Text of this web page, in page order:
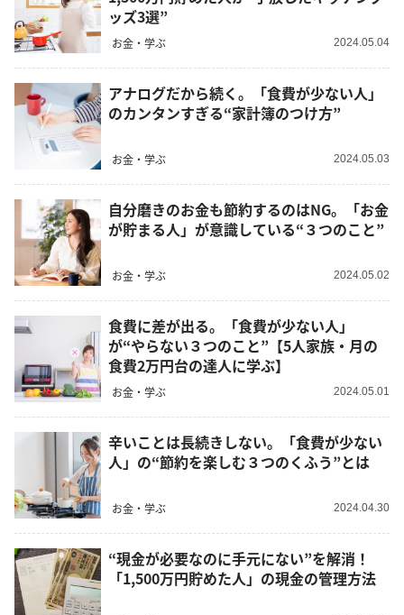
ッズ3選”
お金・学ぶ 2024.05.04
アナログだから続く。「食費が少ない人」
のカンタンすぎる“家計簿のつけ方”
お金・学ぶ 2024.05.03
自分磨きのお金も節約するのはNG。「お金
が貯まる人」が意識している“３つのこと”
お金・学ぶ 2024.05.02
食費に差が出る。「食費が少ない人」
が“やらない３つのこと”【5人家族・月の
食費2万円台の達人に学ぶ】
お金・学ぶ 2024.05.01
辛いことは長続きしない。「食費が少ない
人」の“節約を楽しむ３つのくふう”とは
お金・学ぶ 2024.04.30
“現金が必要なのに手元にない”を解消！
「1,500万円貯めた人」の現金の管理方法